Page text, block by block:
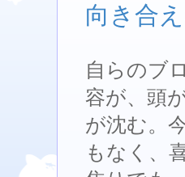
向き合え
自らのブ
容が、頭
が沈む。
もなく、